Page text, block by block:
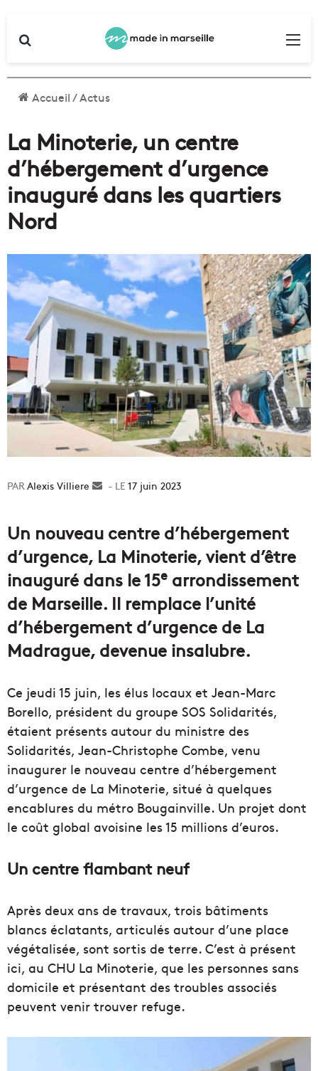
Accueil/Actus
La Minoterie, un centre
d’hébergement d’urgence
inauguré dans les quartiers
Nord
Alexis Villiere
Envoyer17 juin 2023
Un nouveau centre d’hébergement
d’urgence, La Minoterie, vient d’être
inauguré dans le 15e arrondissement
de Marseille. Il remplace l’unité
d’hébergement d’urgence de La
Madrague, devenue insalubre.
Ce jeudi 15 juin, les élus locaux et Jean-Marc
Borello, président du groupe SOS Solidarités,
étaient présents autour du ministre des
Solidarités, Jean-Christophe Combe, venu
inaugurer le nouveau centre d’hébergement
d’urgence de La Minoterie, situé à quelques
encablures du métro Bougainville. Un projet dont
le coût global avoisine les 15 millions d’euros.
Un centre flambant neuf
Après deux ans de travaux, trois bâtiments
blancs éclatants, articulés autour d’une place
végétalisée, sont sortis de terre. C’est à présent
ici, au CHU La Minoterie, que les personnes sans
domicile et présentant des troubles associés
peuvent venir trouver refuge.